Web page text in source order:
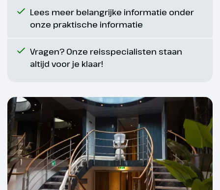
Dag 7
Lees meer belangrijke informatie onder
onze praktische informatie
Vragen? Onze reisspecialisten staan
altijd voor je klaar!